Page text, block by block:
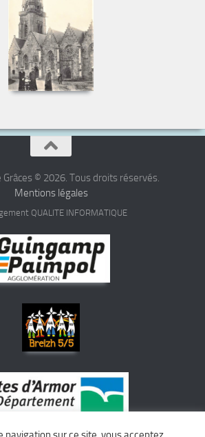
© 2026. Tous droits réservés.
Mentions légales
QUALITE INFORMATIQUE